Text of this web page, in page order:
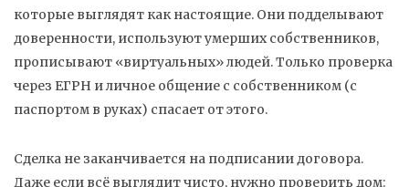
которые выглядят как настоящие. Они подделывают
доверенности, используют умерших собственников,
прописывают «виртуальных» людей. Только проверка
через ЕГРН и личное общение с собственником (с
паспортом в руках) спасает от этого.
Сделка не заканчивается на подписании договора.
Даже если всё выглядит чисто, нужно проверить дом: